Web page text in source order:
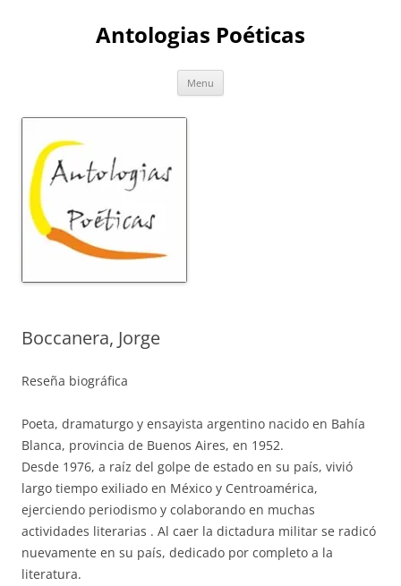
Antologias Poéticas
Menu
Boccanera, Jorge
Reseña biográfica
Poeta, dramaturgo y ensayista argentino nacido en Bahía
Blanca, provincia de Buenos Aires, en 1952.
Desde 1976, a raíz del golpe de estado en su país, vivió
largo tiempo exiliado en México y Centroamérica,
ejerciendo periodismo y colaborando en muchas
actividades literarias . Al caer la dictadura militar se radicó
nuevamente en su país, dedicado por completo a la
literatura.